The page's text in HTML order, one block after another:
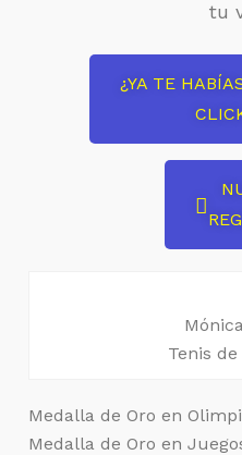
tu
¿YA TE
Tenis
Medalla de Oro en
Medalla de Oro en